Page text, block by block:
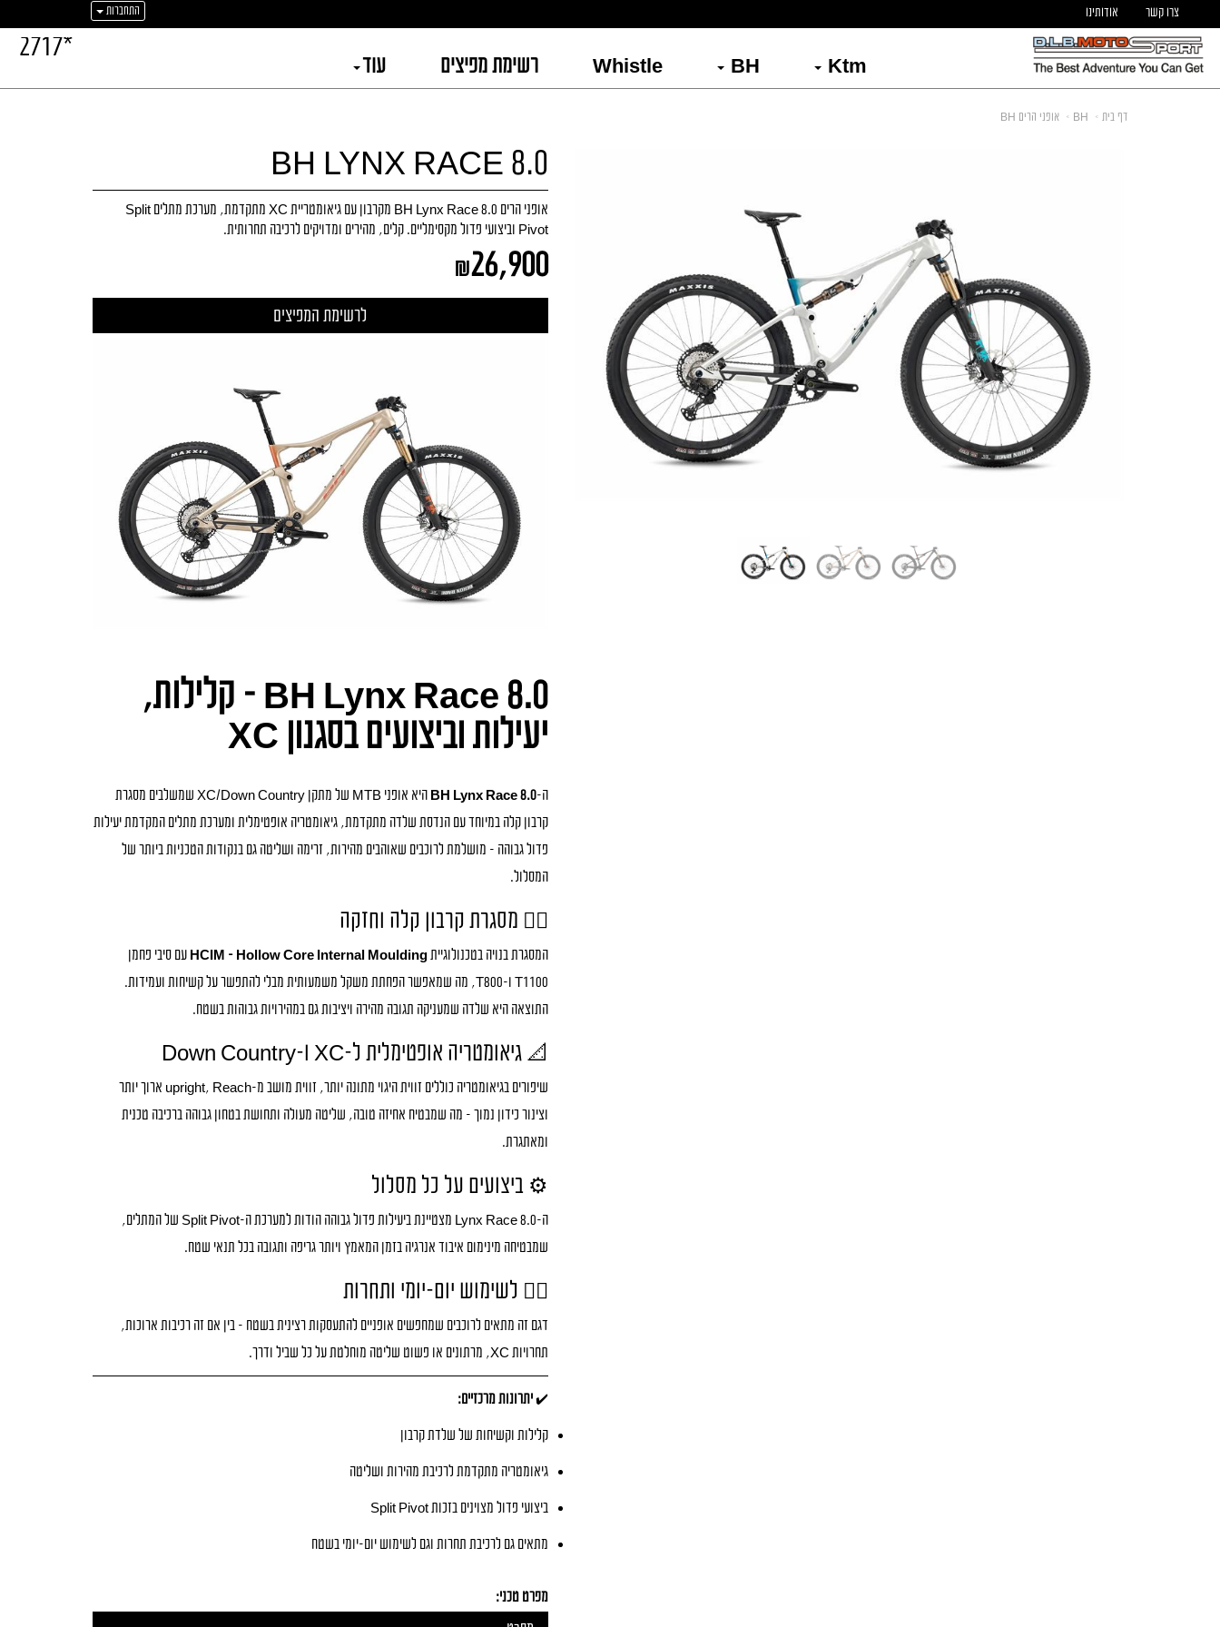
התחברות צרו קשר אודותינו
Ktm
BH
Whistle רשימת מפיצים עוד
*2717
דף בית BH אופני הרים BH
BH LYNX RACE 8.0
אופני הרים BH Lynx Race 8.0 מקרבון עם גיאומטריית XC מתקדמת, מערכת מתלים Split
Pivot וביצועי פדול מקסימליים. קלים, מהירים ומדויקים לרכיבה תחרותית.
₪26,900
BH Lynx Race 8.0 – קלילות,
יעילות וביצועים בסגנון XC
ה-BH Lynx Race 8.0
היא אופני MTB של מתקן XC/Down Country שמשלבים מסגרת
קרבון קלה במיוחד עם הנדסת שלדה מתקדמת, גיאומטריה אופטימלית ומערכת מתלים המקדמת יעילות
פדול גבוהה – מושלמת לרוכבים שאוהבים מהירות, זרימה ושליטה גם בנקודות הטכניות ביותר של
המסלול.
🚴‍♂️ מסגרת קרבון קלה וחזקה
המסגרת בנויה בטכנולוגייתHCIM – Hollow Core Internal Moulding עם סיבי פחמן
T1100 ו-T800, מה שמאפשר הפחתת משקל משמעותית מבלי להתפשר על קשיחות ועמידות.
התוצאה היא שלדה שמעניקה תגובה מהירה ויציבות גם במהירויות גבוהות בשטח.
📐 גיאומטריה אופטימלית ל-XC ו-Down Country
שיפורים בגיאומטריה כוללים זווית היגוי מתונה יותר, זווית מושב מ-upright, Reach ארוך יותר
וצינור כידון נמוך – מה שמבטיח אחיזה טובה, שליטה מעולה ותחושת בטחון גבוהה ברכיבה טכנית
ומאתגרת.
⚙ ביצועים על כל מסלול
ה-Lynx Race 8.0 מצטיינת ביעילות פדול גבוהה הודות למערכת ה-Split Pivot של המתלים,
שמבטיחה מינימום איבוד אנרגיה בזמן המאמץ ויותר גריפה ותגובה בכל תנאי שטח.
🚵‍♂️ לשימוש יום-יומי ותחרות
דגם זה מתאים לרוכבים שמחפשים אופניים להתעסקות רצינית בשטח – בין אם זה רכיבות ארוכות,
תחרויות XC, מרתונים או פשוט שליטה מוחלטת על כל שביל ודרך.
✔️יתרונות מרכזיים:
קלילות וקשיחות של שלדת קרבון
גיאומטריה מתקדמת לרכיבת מהירות ושליטה
ביצועי פדול מצוינים בזכות Split Pivot
מתאים גם לרכיבת תחרות וגם לשימוש יום-יומי בשטח
מפרט טכני: